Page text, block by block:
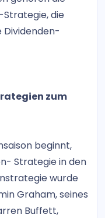
die
zum
beginnt,
Strategie in den
wurde
Graham, seines
Buffett,